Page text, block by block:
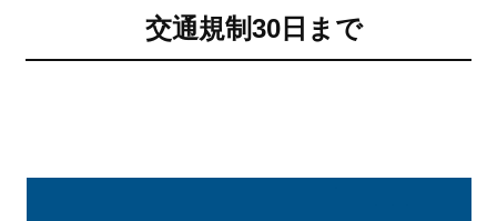
交通規制30日まで